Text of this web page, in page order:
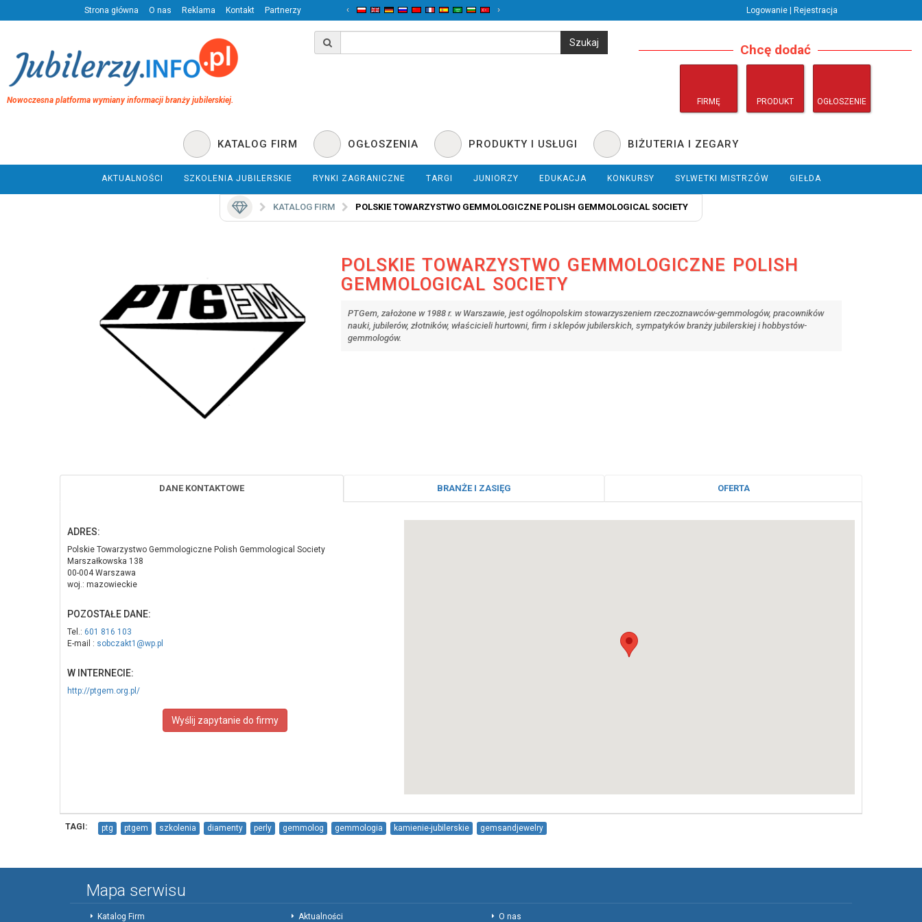
Strona główna O nas Reklama Kontakt Partnerzy ‹ › Logowanie | Rejestracja
Nowoczesna platforma wymiany informacji branży jubilerskiej.
Chcę dodać
FIRMĘ PRODUKT OGŁOSZENIE
KATALOG FIRM OGŁOSZENIA PRODUKTY I USŁUGI BIŻUTERIA I ZEGARY
AKTUALNOŚCI SZKOLENIA JUBILERSKIE RYNKI ZAGRANICZNE TARGI JUNIORZY EDUKACJA KONKURSY SYLWETKI MISTRZÓW GIEŁDA
KATALOG FIRM POLSKIE TOWARZYSTWO GEMMOLOGICZNE POLISH GEMMOLOGICAL SOCIETY
POLSKIE TOWARZYSTWO GEMMOLOGICZNE POLISH
GEMMOLOGICAL SOCIETY
PTGem, założone w 1988 r. w Warszawie, jest ogólnopolskim stowarzyszeniem rzeczoznawców-gemmologów, pracowników
nauki, jubilerów, złotników, właścicieli hurtowni, firm i sklepów jubilerskich, sympatyków branży jubilerskiej i hobbystów-
gemmologów.
DANE KONTAKTOWE BRANŻE I ZASIĘG OFERTA
ADRES:
Polskie Towarzystwo Gemmologiczne Polish Gemmological Society
Marszałkowska 138
00-004 Warszawa
woj.: mazowieckie
POZOSTAŁE DANE:
Tel.: 601 816 103
E-mail : sobczakt1@wp.pl
W INTERNECIE:
http://ptgem.org.pl/
Wyślij zapytanie do firmy
TAGI: ptg ptgem szkolenia diamenty perly gemmolog gemmologia kamienie-jubilerskie gemsandjewelry
Mapa serwisu
Katalog Firm Aktualności O nas